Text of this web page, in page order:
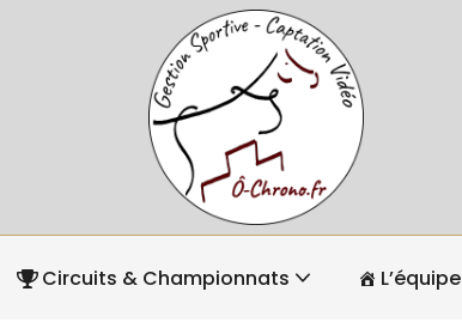
Circuits & Championnats L’équipe